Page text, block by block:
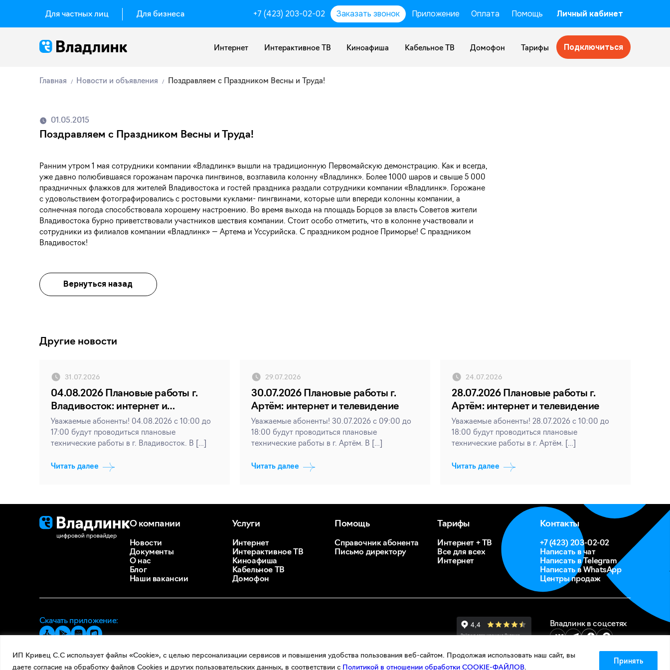
ИП Кривец С.С использует файлы «Cookie», с целью персонализации сервисов и повышения удобства пользования веб-сайтом. Продолжая использовать наш сайт, вы
даете согласие на обработку файлов Cookies и других пользовательских данных, в соответствии с Политикой в отношении обработки COOKIE-ФАЙЛОВ.
Принять
Для частных лиц Для бизнеса +7 (423) 203-02-02 Заказать звонок Приложение Оплата Помощь Личный кабинет
Интернет Интерактивное ТВ Киноафиша Кабельное ТВ Домофон Тарифы Подключиться
Главная Новости и объявления Поздравляем с Праздником Весны и Труда!
01.05.2015
Поздравляем с Праздником Весны и Труда!
Ранним утром 1 мая сотрудники компании «Владлинк» вышли на традиционную Первомайскую демонстрацию. Как и всегда,
уже давно полюбившаяся горожанам парочка пингвинов, возглавила колонну «Владлинк». Более 1000 шаров и свыше 5 000
праздничных флажков для жителей Владивостока и гостей праздника раздали сотрудники компании «Владлинк». Горожане
с удовольствием фотографировались с ростовыми куклами- пингвинами, которые шли впереди колонны компании, а
солнечная погода способствовала хорошему настроению. Во время выхода на площадь Борцов за власть Советов жители
Владивостока бурно приветствовали участников шествия компании. Стоит особо отметить, что в колонне участвовали и
сотрудники из филиалов компании «Владлинк» — Артема и Уссурийска. С праздником родное Приморье! С праздником
Владивосток!
Вернуться назад
Другие новости
31.07.2026
04.08.2026 Плановые работы г.
Владивосток: интернет и
телевидение
Уважаемые абоненты! 04.08.2026 с 10:00 до
17:00 будут проводиться плановые
технические работы в г. Владивосток. В […]
Читать далее
29.07.2026
30.07.2026 Плановые работы г.
Артём: интернет и телевидение
Уважаемые абоненты! 30.07.2026 с 09:00 до
18:00 будут проводиться плановые
технические работы в г. Артём. В […]
Читать далее
24.07.2026
28.07.2026 Плановые работы г.
Артём: интернет и телевидение
Уважаемые абоненты! 28.07.2026 с 10:00 до
18:00 будут проводиться плановые
технические работы в г. Артём. […]
Читать далее
О компании
Новости
Документы
О нас
Блог
Наши вакансии
Услуги
Интернет
Интерактивное ТВ
Киноафиша
Кабельное ТВ
Домофон
Помощь
Справочник абонента
Письмо директору
Тарифы
Интернет + ТВ
Все для всех
Интернет
Контакты
+7 (423) 203-02-02
Написать в чат
Написать в Telegram
Написать в WhatsApp
Центры продаж
Скачать приложение: Владлинк в соцсетях